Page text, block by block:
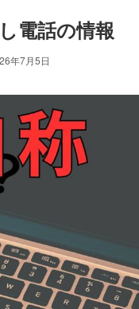
電話の情報
年7月5日